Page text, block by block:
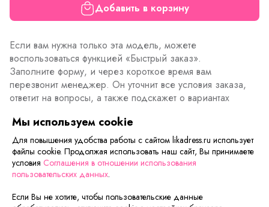
Добавить в корзину
Если вам нужна только эта модель, можете
воспользоваться функцией «Быстрый заказ».
Заполните форму, и через короткое время вам
перезвонит менеджер. Он уточнит все условия заказа,
ответит на вопросы, а также подскажет о вариантах
Описание товараХарактеристики товараОтзывы
Мы используем cookie
Для повышения удобства работы с сайтом likadress.ru использует
файлы cookie. Продолжая использовать наш сайт, Вы принимаете
условия Соглашения в отношении использования
пользовательских данных.
Если Вы не хотите, чтобы пользовательские данные